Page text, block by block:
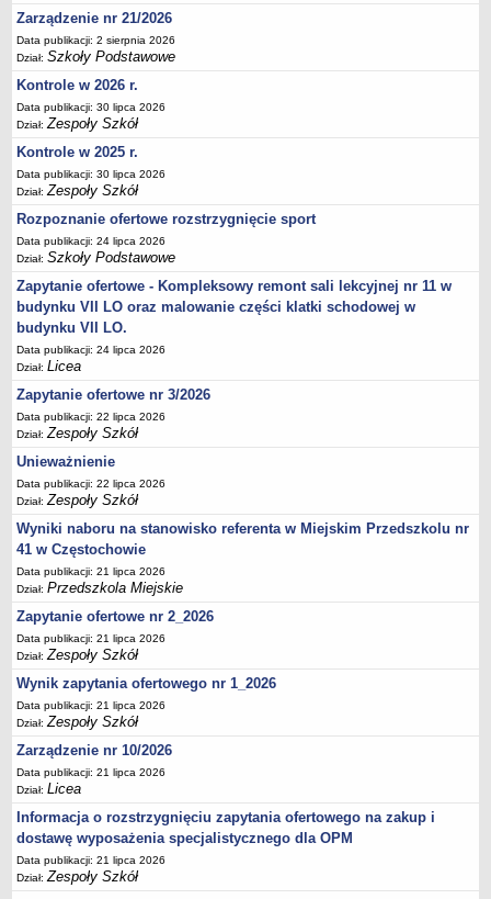
BIURO FINANSÓW OŚWIATY
Dane podstawowe
Statut
Majątek
Godziny dyżurów
Ogłoszenia
Zarządzenia
Rejestry, ewidencje, archiwa
Kontrole
PONOWNE WYKORZYSTYWANIE
Sprawozdania
Deklaracja dostępności
OŚWIADCZENIA MAJĄTKOWE
PONOWNE WYKORZYSTYWANIE
OCHRONA DANYCH OSOBOWYCH
Zarządzenie nr 21/2026
Data publikacji: 2 sierpnia 2026
Dział:Szkoły Podstawowe
Kontrole w 2026 r.
Data publikacji: 30 lipca 2026
Dział:Zespoły Szkół
Kontrole w 2025 r.
Data publikacji: 30 lipca 2026
Dział:Zespoły Szkół
Rozpoznanie ofertowe rozstrzygnięcie sport
Data publikacji: 24 lipca 2026
Dział:Szkoły Podstawowe
Zapytanie ofertowe - Kompleksowy remont sali lekcyjnej nr 11 w
budynku VII LO oraz malowanie części klatki schodowej w
budynku VII LO.
Data publikacji: 24 lipca 2026
Dział:Licea
Zapytanie ofertowe nr 3/2026
Data publikacji: 22 lipca 2026
Dział:Zespoły Szkół
Unieważnienie
Data publikacji: 22 lipca 2026
Dział:Zespoły Szkół
Wyniki naboru na stanowisko referenta w Miejskim Przedszkolu nr
41 w Częstochowie
Data publikacji: 21 lipca 2026
Dział:Przedszkola Miejskie
Zapytanie ofertowe nr 2_2026
Data publikacji: 21 lipca 2026
Dział:Zespoły Szkół
Wynik zapytania ofertowego nr 1_2026
Data publikacji: 21 lipca 2026
Dział:Zespoły Szkół
Zarządzenie nr 10/2026
Data publikacji: 21 lipca 2026
Dział:Licea
Informacja o rozstrzygnięciu zapytania ofertowego na zakup i
dostawę wyposażenia specjalistycznego dla OPM
Data publikacji: 21 lipca 2026
Dział:Zespoły Szkół